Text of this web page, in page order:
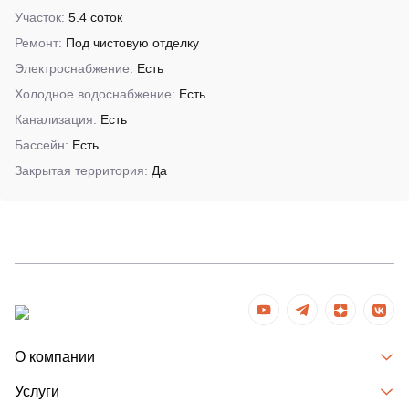
Участок: 5.4 соток
Ремонт: Под чистовую отделку
Электроснабжение: Есть
Холодное водоснабжение: Есть
Канализация: Есть
Бассейн: Есть
Закрытая территория: Да
О компании
Услуги